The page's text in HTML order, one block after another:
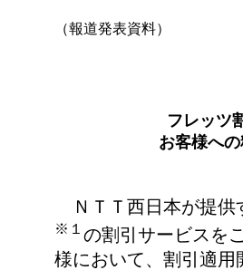
（報道発表資料）
フレッツ
お客様へ
ＮＴＴ西日本が提供
※１ の割引サービスを
様において、割引適